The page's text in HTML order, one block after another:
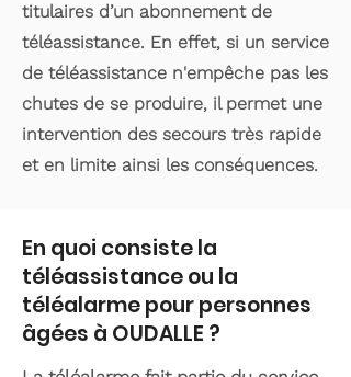
titulaires d’un abonnement de
téléassistance. En effet, si un service
de téléassistance n'empêche pas les
chutes de se produire, il permet une
intervention des secours très rapide
et en limite ainsi les conséquences.
En quoi consiste la
téléassistance ou la
téléalarme pour personnes
âgées à OUDALLE ?